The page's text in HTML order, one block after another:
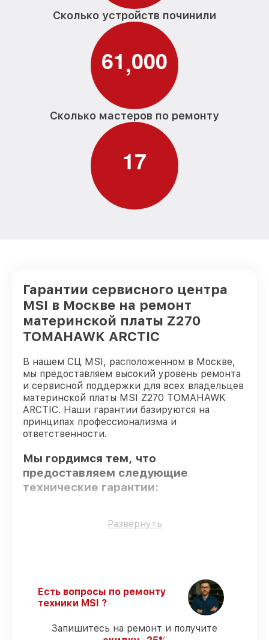
Сколько устройств починили
61,000
Сколько мастеров по ремонту
17
Гарантии сервисного центра
MSI в Москве на ремонт
материнской платы Z270
TOMAHAWK ARCTIC
В нашем СЦ MSI, расположенном в Москве,
мы предоставляем высокий уровень ремонта
и сервисной поддержки для всех владельцев
материнской платы MSI Z270 TOMAHAWK
ARCTIC. Наши гарантии базируются на
принципах профессионализма и
ответственности.
Мы гордимся тем, что
предоставляем следующие
технические гарантии:
Использование оригинальных
Выполнение работ вовремя
–
соблюдаем сроки сервиса материнской
платы Z270 TOMAHAWK ARCTIC,
согласованные с клиентом.
Развернуть
Есть вопросы по ремонту
техники MSI ?
Запишитесь на ремонт и получите